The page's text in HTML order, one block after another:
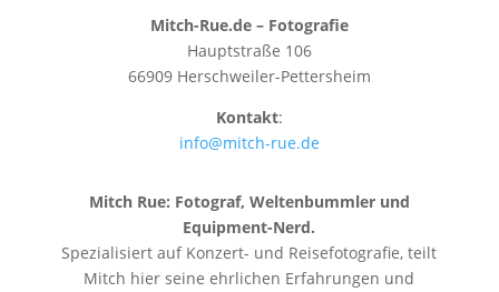
Mitch-Rue.de – Fotografie
Hauptstraße 106
66909 Herschweiler-Pettersheim
Kontakt:
info@mitch-rue.de
Mitch Rue: Fotograf, Weltenbummler und
Equipment-Nerd.
Spezialisiert auf Konzert- und Reisefotografie, teilt
Mitch hier seine ehrlichen Erfahrungen und